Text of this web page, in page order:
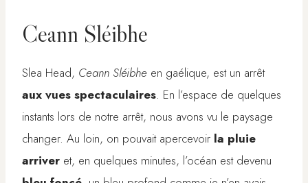
Ceann Sléibhe
Slea Head, Ceann Sléibhe en gaélique, est un arrêt
aux vues spectaculaires. En l’espace de quelques
instants lors de notre arrêt, nous avons vu le paysage
changer. Au loin, on pouvait apercevoir la pluie
arriver et, en quelques minutes, l’océan est devenu